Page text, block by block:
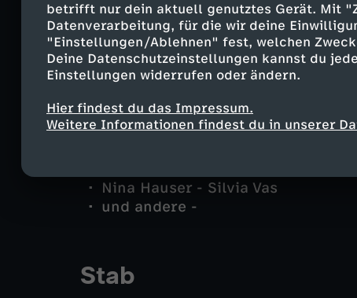
betrifft nur dein aktuell genutztes Gerät. Mit
Datenverarbeitung, für die wir deine
"Einstellungen/Ablehnen" fest, welchen
Deine Datenschutzeinstellungen kannst du
Einstellungen widerrufen oder ändern.
Hier findest du das Impressum.
Weitere Informationen findest du in unserer
Marie Hofer - Karin Thaler
Polizeidirektor Gert Achtziger -
Patrizia Ortmann - Diana Staehly
Jo Caspar - Christian K. Schaeffer
Oliver Hauser - Helmfried von
Stefan Gross - Axel Röhrle
Nina Hauser - Silvia Vas
und andere -
Stab